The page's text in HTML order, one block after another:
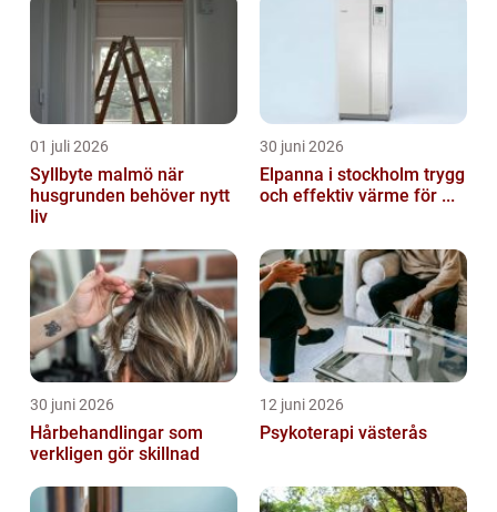
01 juli 2026
Syllbyte malmö när
husgrunden behöver nytt
liv
30 juni 2026
Elpanna i stockholm trygg
och effektiv värme för ...
30 juni 2026
Hårbehandlingar som
verkligen gör skillnad
12 juni 2026
Psykoterapi västerås